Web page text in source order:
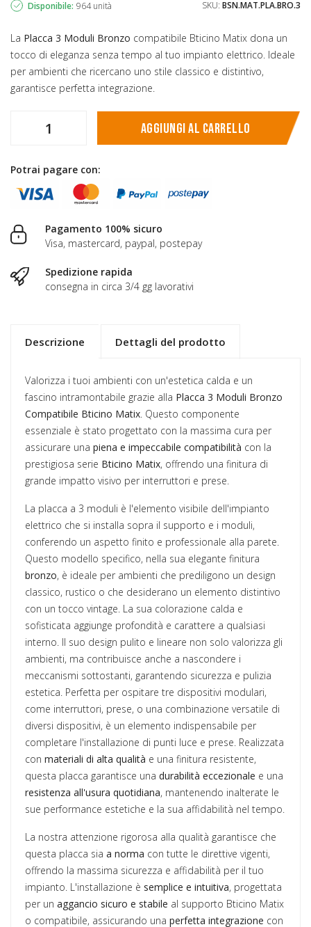
Disponibile: 964 unità SKU: BSN.MAT.PLA.BRO.3
La Placca 3 Moduli Bronzo compatibile Bticino Matix dona un
tocco di eleganza senza tempo al tuo impianto elettrico. Ideale
per ambienti che ricercano uno stile classico e distintivo,
garantisce perfetta integrazione.
Aggiungi al carrello
Potrai pagare con:
Pagamento 100% sicuro
Visa, mastercard, paypal, postepay
Spedizione rapida
consegna in circa 3/4 gg lavorativi
Descrizione Dettagli del prodotto
Valorizza i tuoi ambienti con un'estetica calda e un
fascino intramontabile grazie alla Placca 3 Moduli Bronzo
Compatibile Bticino Matix. Questo componente
essenziale è stato progettato con la massima cura per
assicurare una piena e impeccabile compatibilità con la
prestigiosa serie Bticino Matix, offrendo una finitura di
grande impatto visivo per interruttori e prese.
La placca a 3 moduli è l'elemento visibile dell'impianto
elettrico che si installa sopra il supporto e i moduli,
conferendo un aspetto finito e professionale alla parete.
Questo modello specifico, nella sua elegante finitura
bronzo, è ideale per ambienti che prediligono un design
classico, rustico o che desiderano un elemento distintivo
con un tocco vintage. La sua colorazione calda e
sofisticata aggiunge profondità e carattere a qualsiasi
interno. Il suo design pulito e lineare non solo valorizza gli
ambienti, ma contribuisce anche a nascondere i
meccanismi sottostanti, garantendo sicurezza e pulizia
estetica. Perfetta per ospitare tre dispositivi modulari,
come interruttori, prese, o una combinazione versatile di
diversi dispositivi, è un elemento indispensabile per
completare l'installazione di punti luce e prese. Realizzata
con materiali di alta qualità e una finitura resistente,
questa placca garantisce una durabilità eccezionale e una
resistenza all'usura quotidiana, mantenendo inalterate le
sue performance estetiche e la sua affidabilità nel tempo.
La nostra attenzione rigorosa alla qualità garantisce che
questa placca sia a norma con tutte le direttive vigenti,
offrendo la massima sicurezza e affidabilità per il tuo
impianto. L'installazione è semplice e intuitiva, progettata
per un aggancio sicuro e stabile al supporto Bticino Matix
o compatibile, assicurando una perfetta integrazione con